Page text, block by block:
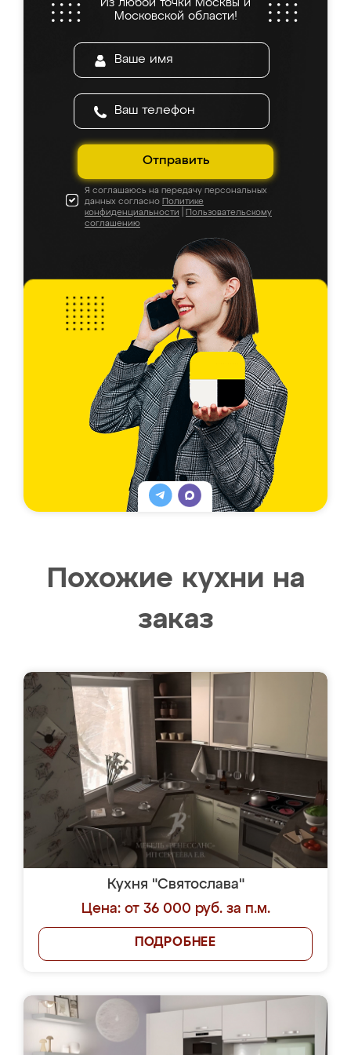
Из любой точки Москвы и
Московской области!
Отправить
Я соглашаюсь на передачу персональных
данных согласно Политике
конфиденциальности
Пользовательскому
соглашению
Похожие кухни на
заказ
Кухня "Святослава"
Цена: от 36 000 руб. за п.м.
ПОДРОБНЕЕ